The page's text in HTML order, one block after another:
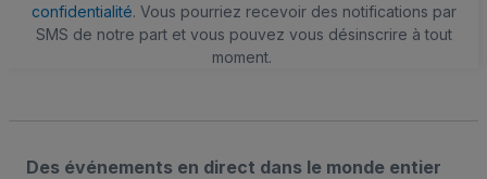
confidentialité. Vous pourriez recevoir des notifications par
SMS de notre part et vous pouvez vous désinscrire à tout
moment.
Des événements en direct dans le monde entier